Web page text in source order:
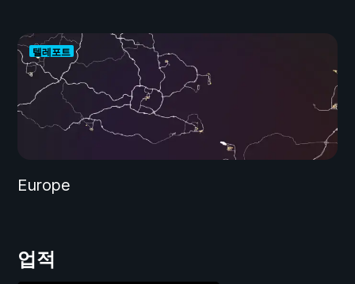
텔레포트
Europe
업적